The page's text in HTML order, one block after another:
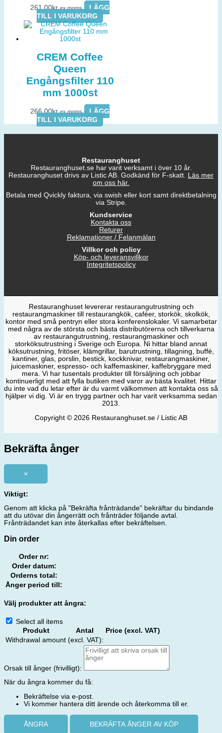
261,00kr ex moms
LÄGG
TILL I VARUKORG
CREM Coffee
Queen
Engångsfilter 110
mm 1000st
266,00kr ex moms
LÄGG
TILL I VARUKORG
Restauranghuset
Restauranghuset.se har varit verksamt i över 10 år.
Restauranghuset drivs av Listic AB. Godkänd för F-skatt. Läs mer
om oss här.
Betala med Qvickly faktura, via swish eller kort samt direktbetalning
via Stripe.
Kundservice
Kontakta oss
Returer
Reklamationer / Felanmälan
Villkor och policy
Köp- och leveransvillkor
Integritetspolicy
Restauranghuset levererar restaurangutrustning och
restaurangmaskiner till restaurangkök, caféer, storkök, skolkök,
kontor med små pentryn eller stora konferenslokaler. Vi samarbetar
med några av de största och bästa distributörerna och tillverkarna
av restaurangutrustning, restaurangmaskiner och
storköksutrustning i Sverige och Europa. Ni hittar bland annat
köksutrustning, fritöser, klämgrillar, barutrustning, tillagning, buffé,
kantiner, glas, porslin, bestick, kockknivar, restaurangmaskiner,
juicemaskiner, espresso- och kaffemaskiner, kaffebryggare med
mera. Vi har tusentals produkter till försäljning och jobbar
kontinuerligt med att fylla butiken med varor av bästa kvalitet. Hittar
du inte vad du letar efter är du varmt välkommen att kontakta oss så
hjälper vi dig. Vi är en trygg partner och har varit verksamma sedan
2013.
Copyright © 2026 Restauranghuset.se / Listic AB
Bekräfta ånger
×
Viktigt:
Genom att klicka på "Bekräfta frånträdande" bekräftar du bindande
att du utövar din ångerrätt och frånträder följande avtal.
Frånträdandet kan inte återkallas efter bekräftelsen.
Din order
Order nr:
Order datum:
Orderns total:
Ånger period till:
Välj produkter att ångra:
Select all items
Produkt
Antal
Price (excl. VAT)
Withdrawal amount (excl. VAT):
Orsak till ånger (frivilligt):
När du ångra kommer du få:
Bekräftelse via e-post.
Vi kommer hantera ditt ärende och återkomma till er.
ÅNGRA BEKRÄFTA ÅNGER AV KÖP